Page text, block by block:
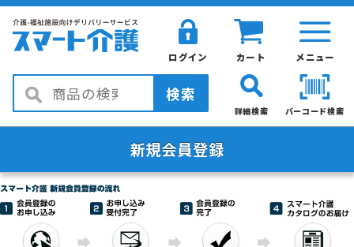
メニュー
カート
ログイン
検索
バーコード検索
詳細検索
新規会員登録